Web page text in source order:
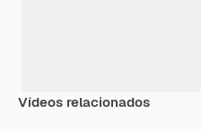
Vídeos relacionados